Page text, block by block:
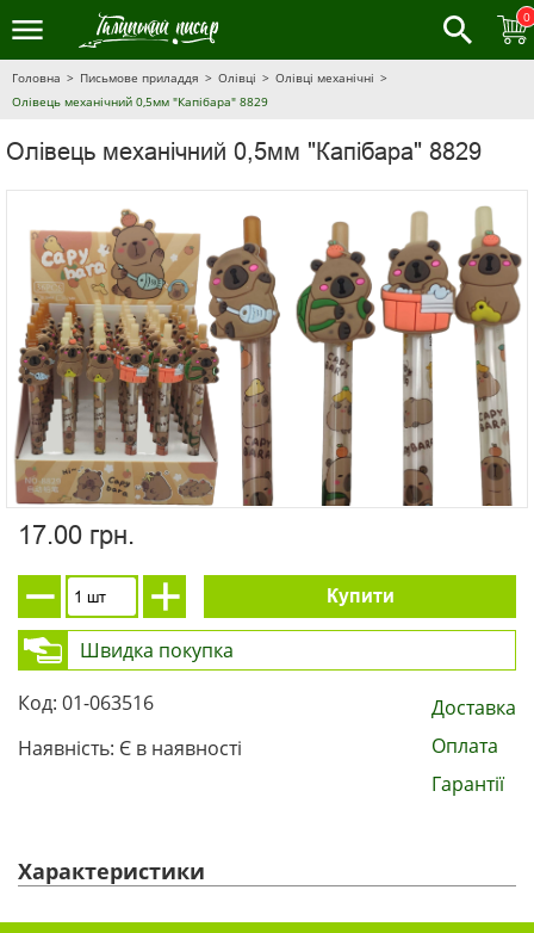
0
Головна Письмове приладдя Олівці
Олівці механічні
Олівець механічний 0,5мм "Капібара" 8829
Олівець механічний 0,5мм "Капібара" 8829
17.00 грн.
Купити
Швидка покупка
Код: 01-063516
Наявність: Є в наявності
Доставка
Оплата
Гарантії
Характеристики